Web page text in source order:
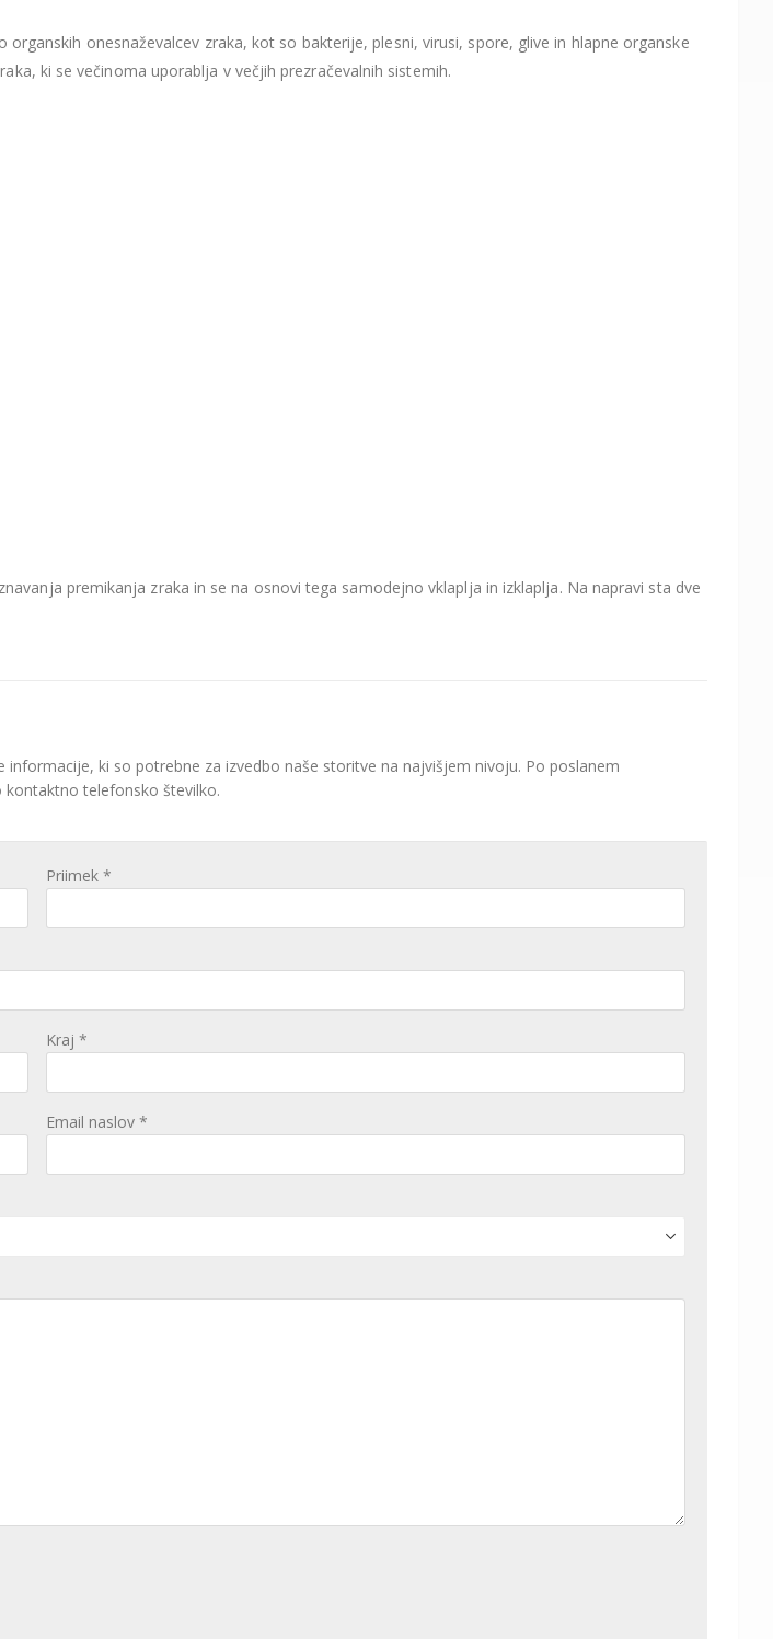
onesnaževalcev zraka, kot so bakterije, plesni, virusi, spore, glive in hlapne organske
ki se večinoma uporablja v večjih prezračevalnih sistemih.
premikanja zraka in se na osnovi tega samodejno vklaplja in izklaplja. Na napravi sta dve
ki so potrebne za izvedbo naše storitve na najvišjem nivoju. Po poslanem
telefonsko številko.
Priimek *
Kraj *
Email naslov *